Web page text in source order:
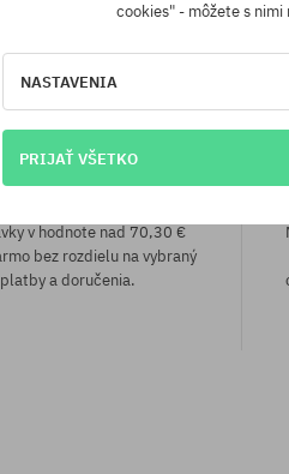
od 70,30 €
v hodnote nad 70,30 €
bez rozdielu na vybraný
a doručenia.
cookies" - môžete s nimi
NASTAVENIA
PRIJAŤ VŠETKO